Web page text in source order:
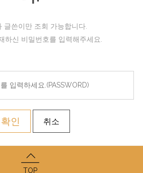
글쓴이만 조회 가능합니다.
하신 비밀번호를 입력해주세요.
확인 취소
TOP